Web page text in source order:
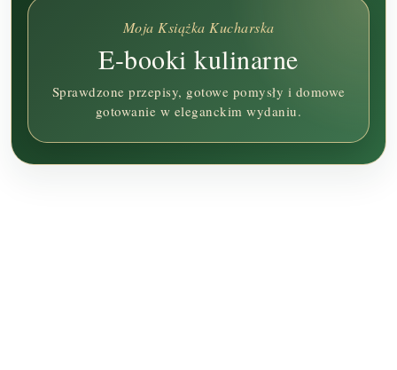
Moja Książka Kucharska
E-booki kulinarne
Sprawdzone przepisy, gotowe pomysły i domowe
gotowanie w eleganckim wydaniu.